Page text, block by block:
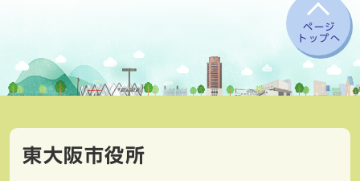
ページ
トップへ
東大阪市役所